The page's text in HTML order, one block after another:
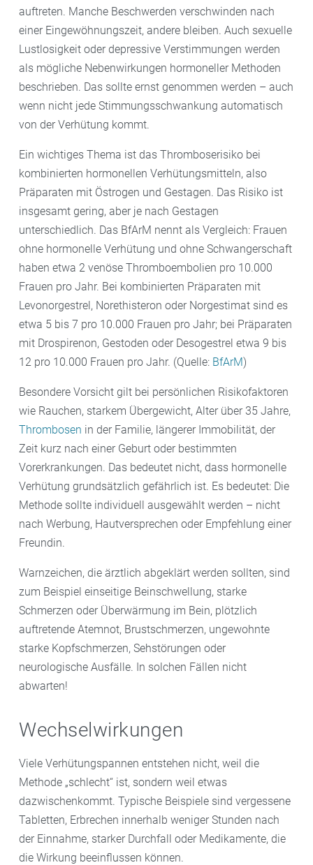
auftreten. Manche Beschwerden verschwinden nach
einer Eingewöhnungszeit, andere bleiben. Auch sexuelle
Lustlosigkeit oder depressive Verstimmungen werden
als mögliche Nebenwirkungen hormoneller Methoden
beschrieben. Das sollte ernst genommen werden – auch
wenn nicht jede Stimmungsschwankung automatisch
von der Verhütung kommt.
Ein wichtiges Thema ist das Thromboserisiko bei
kombinierten hormonellen Verhütungsmitteln, also
Präparaten mit Östrogen und Gestagen. Das Risiko ist
insgesamt gering, aber je nach Gestagen
unterschiedlich. Das BfArM nennt als Vergleich: Frauen
ohne hormonelle Verhütung und ohne Schwangerschaft
haben etwa 2 venöse Thromboembolien pro 10.000
Frauen pro Jahr. Bei kombinierten Präparaten mit
Levonorgestrel, Norethisteron oder Norgestimat sind es
etwa 5 bis 7 pro 10.000 Frauen pro Jahr; bei Präparaten
mit Drospirenon, Gestoden oder Desogestrel etwa 9 bis
12 pro 10.000 Frauen pro Jahr. (Quelle: BfArM)
Besondere Vorsicht gilt bei persönlichen Risikofaktoren
wie Rauchen, starkem Übergewicht, Alter über 35 Jahre,
Thrombosen in der Familie, längerer Immobilität, der
Zeit kurz nach einer Geburt oder bestimmten
Vorerkrankungen. Das bedeutet nicht, dass hormonelle
Verhütung grundsätzlich gefährlich ist. Es bedeutet: Die
Methode sollte individuell ausgewählt werden – nicht
nach Werbung, Hautversprechen oder Empfehlung einer
Freundin.
Warnzeichen, die ärztlich abgeklärt werden sollten, sind
zum Beispiel einseitige Beinschwellung, starke
Schmerzen oder Überwärmung im Bein, plötzlich
auftretende Atemnot, Brustschmerzen, ungewohnte
starke Kopfschmerzen, Sehstörungen oder
neurologische Ausfälle. In solchen Fällen nicht
abwarten!
Wechselwirkungen
Viele Verhütungspannen entstehen nicht, weil die
Methode „schlecht“ ist, sondern weil etwas
dazwischenkommt. Typische Beispiele sind vergessene
Tabletten, Erbrechen innerhalb weniger Stunden nach
der Einnahme, starker Durchfall oder Medikamente, die
die Wirkung beeinflussen können.